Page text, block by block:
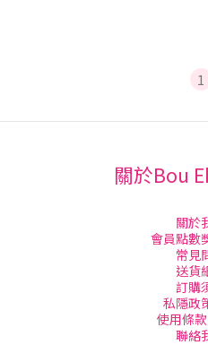
1
關於Bou
關於
會員點數
常見
送貨
訂購
私隱政
使用條
聯絡